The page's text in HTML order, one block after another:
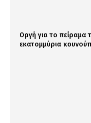
Οργή για το πείραμα
εκατομμύρια